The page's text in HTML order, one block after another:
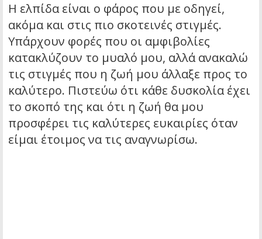
Η ελπίδα είναι ο φάρος που με οδηγεί,
ακόμα και στις πιο σκοτεινές στιγμές.
Υπάρχουν φορές που οι αμφιβολίες
κατακλύζουν το μυαλό μου, αλλά ανακαλώ
τις στιγμές που η ζωή μου άλλαξε προς το
καλύτερο. Πιστεύω ότι κάθε δυσκολία έχει
το σκοπό της και ότι η ζωή θα μου
προσφέρει τις καλύτερες ευκαιρίες όταν
είμαι έτοιμος να τις αναγνωρίσω.